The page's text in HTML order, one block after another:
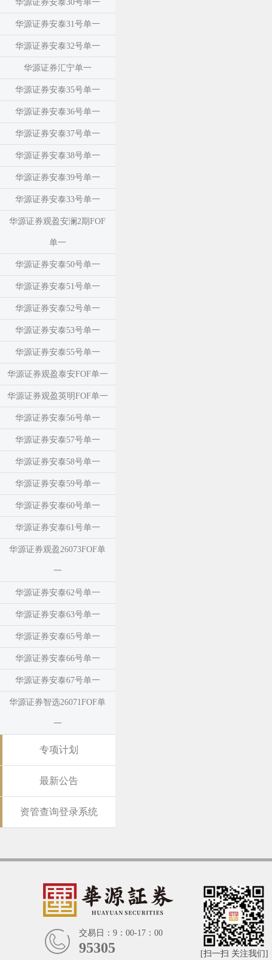
华源证券安泰30号单一
华源证券安泰31号单一
华源证券安泰32号单一
华源证券汇宁单一
华源证券安泰35号单一
华源证券安泰36号单一
华源证券安泰37号单一
华源证券安泰38号单一
华源证券安泰39号单一
华源证券安泰33号单一
华源证券观盈安澜2期FOF
单一
华源证券安泰50号单一
华源证券安泰51号单一
华源证券安泰52号单一
华源证券安泰53号单一
华源证券安泰55号单一
华源证券观盈泰安FOF单一
华源证券观盈英明FOF单一
华源证券安泰56号单一
华源证券安泰57号单一
华源证券安泰58号单一
华源证券安泰59号单一
华源证券安泰60号单一
华源证券安泰61号单一
华源证券观盈26073FOF单
一
华源证券安泰62号单一
华源证券安泰63号单一
华源证券安泰65号单一
华源证券安泰66号单一
华源证券安泰67号单一
华源证券智选26071FOF单
一
专项计划
最新公告
资管查询登录系统
交易日：9：00-17：00
95305 [扫一扫 关注我们]